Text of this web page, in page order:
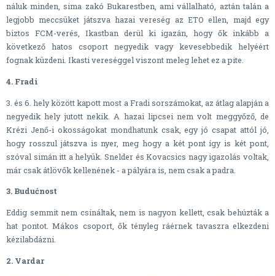
náluk minden, sima zakó Bukarestben, ami vállalható, aztán talán a
legjobb meccsüket játszva hazai vereség az ETO ellen, majd egy
biztos FCM-verés, Ikastban derül ki igazán, hogy ők inkább a
következő hatos csoport negyedik vagy kevesebbedik helyéért
fognak küzdeni. Ikasti vereséggel viszont meleg lehet ez a pite.
4. Fradi
3. és 6. hely között kapott most a Fradi sorszámokat, az átlag alapján a
negyedik hely jutott nekik. A hazai lipcsei nem volt meggyőző, de
Krézi Jenő-i okosságokat mondhatunk csak, egy jó csapat attól jó,
hogy rosszul játszva is nyer, meg hogy a két pont így is két pont,
szóval simán itt a helyük. Snelder és Kovacsics nagy igazolás voltak,
már csak átlövők kellenének - a pályára is, nem csak a padra.
3. Budućnost
Eddig semmit nem csináltak, nem is nagyon kellett, csak behúzták a
hat pontot. Mákos csoport, ők tényleg ráérnek tavaszra elkezdeni
kézilabdázni.
2. Vardar